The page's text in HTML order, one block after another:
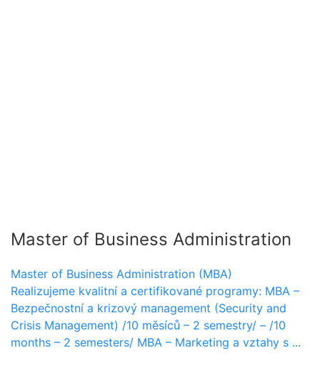
Master of Business Administration
Master of Business Administration (MBA)
Realizujeme kvalitní a certifikované programy: MBA –
Bezpečnostní a krizový management (Security and
Crisis Management) /10 měsíců – 2 semestry/ – /10
months – 2 semesters/ MBA – Marketing a vztahy s ...